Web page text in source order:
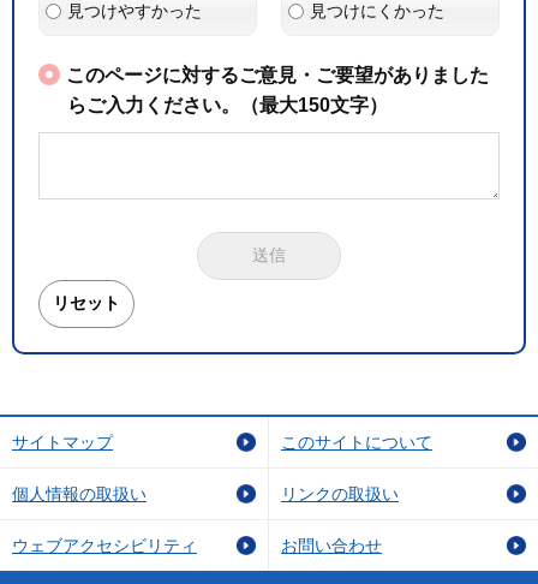
見つけやすかった 見つけにくかった
このページに対するご意見・ご要望がありました
らご入力ください。（最大150文字）
サイトマップ このサイトについて
個人情報の取扱い リンクの取扱い
ウェブアクセシビリティ お問い合わせ